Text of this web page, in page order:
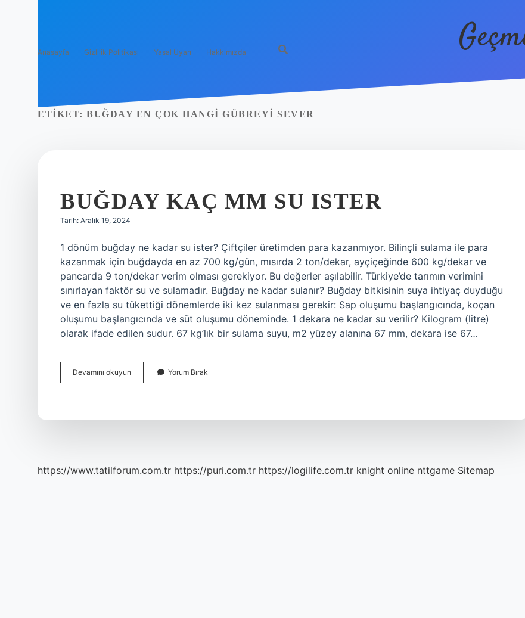
Anasayfa Gizlilik Politikası Yasal Uyarı Hakkımızda
ETIKET: BUĞDAY EN ÇOK HANGI GÜBREYI SEVER
BUĞDAY KAÇ MM SU ISTER
Tarih: Aralık 19, 2024
1 dönüm buğday ne kadar su ister? Çiftçiler üretimden para kazanmıyor. Bilinçli sulama ile para
kazanmak için buğdayda en az 700 kg/gün, mısırda 2 ton/dekar, ayçiçeğinde 600 kg/dekar ve
pancarda 9 ton/dekar verim olması gerekiyor. Bu değerler aşılabilir. Türkiye’de tarımın verimini
sınırlayan faktör su ve sulamadır. Buğday ne kadar sulanır? Buğday bitkisinin suya ihtiyaç duyduğu
ve en fazla su tükettiği dönemlerde iki kez sulanması gerekir: Sap oluşumu başlangıcında, koçan
oluşumu başlangıcında ve süt oluşumu döneminde. 1 dekara ne kadar su verilir? Kilogram (litre)
olarak ifade edilen sudur. 67 kg’lık bir sulama suyu, m2 yüzey alanına 67 mm, dekara ise 67…
Devamını okuyun
Kaç
Yorum Bırak
https://www.tatilforum.com.tr https://puri.com.tr https://logilife.com.tr knight online nttgame Sitemap